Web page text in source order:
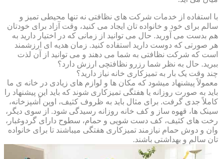
با استفاده از خدمات شرکت های نظافتی نه تنها محیطی تمیز و
سالم برای خود و خانواده تان ایجاد می کنید، وقت آزاد برای خودتان
هم بدست می آورید. حال می توانید از زمانی که در اختیار دارید به
هر صورتی که دوست دارید استفاده کنید. زمان هدیه ای ارزشمند
است که شرکت نظافتی به شما می دهند و می توانید از آن لذت
ببرید. حال به نظر شما رزرو نظافتچی ارزش دارد؟
چند وقت یک بار به تمیزکاری خانه نیاز دارید؟
معمولاً پیشنهاد میشود که مکان ها و لوازم های زیادی در خانه ی ما
باید به صورت روزانه یا هفتگی تمیزکاری شوند که باید این پیشنهاد را
کاملاً جدی گرفت. برای مثال باید به ظروف کثیف، اوپن آشپزخانه،
سینک ها، قهوه ساز و کف خانه روزانه رسیدگی شود. از سوی دیگر،
رخت های کثیف، کف دست شویی و حمام، سطوح دارای گردوغبار،
وان و دوش حمام نیازمند تمیزکاری هفتگی میباشند تا برای خانواده
تان سالم و بهداشتی باشند.